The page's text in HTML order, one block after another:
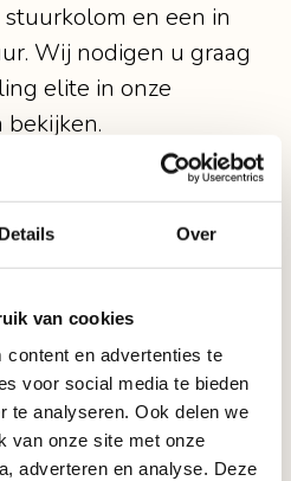
Details Over
van cookies
en advertenties te
voor social media te bieden
te analyseren. Ook delen we
van onze site met onze
adverteren en analyse. Deze
en een in
Wij nodigen u graag
elite in onze
kunt u zich perfect
kunt u
met de Sterling
voor de Sterling